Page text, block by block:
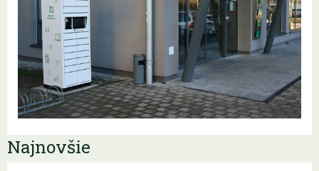
Najnovšie